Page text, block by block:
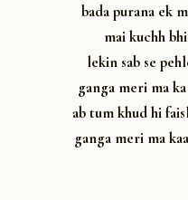
bada purana ek
mai kuchh
lekin sab se
ganga meri ma
ab tum khud hi
ganga meri ma